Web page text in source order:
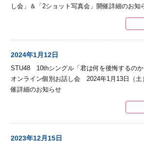
し会」＆「2ショット写真会」開催詳細のお知
2024年1月12日
STU48 10thシングル「君は何を後悔するの
オンライン個別お話し会 2024年1月13日（土
催詳細のお知らせ
2023年12月15日